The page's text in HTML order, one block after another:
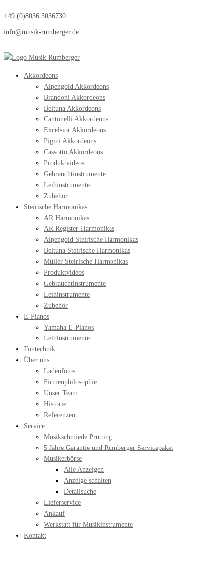
+49 (0)8036 3036730
info@musik-rumberger.de
Akkordeons
Alpengold Akkordeons
Brandoni Akkordeons
Beltuna Akkordeons
Cantonelli Akkordeons
Excelsior Akkordeons
Pigini Akkordeons
Cassotto Akkordeons
Produktvideos
Gebrauchtinstrumente
Leihinstrumente
Zubehör
Steirische Harmonikas
AR Harmonikas
AR Register-Harmonikas
Alpengold Steirische Harmonikas
Beltuna Steirische Harmonikas
Müller Steirische Harmonikas
Produktvideos
Gebrauchtinstrumente
Leihinstrumente
Zubehör
E-Pianos
Yamaha E-Pianos
Leihinstrumente
Tontechnik
Über uns
Ladenfotos
Firmenphilosophie
Unser Team
Historie
Referenzen
Service
Musikschmiede Prutting
5 Jahre Garantie und Rumberger Servicepaket
Musikerbörse
Alle Anzeigen
Anzeige schalten
Detailsuche
Lieferservice
Ankauf
Werkstatt für Musikinstrumente
Kontakt